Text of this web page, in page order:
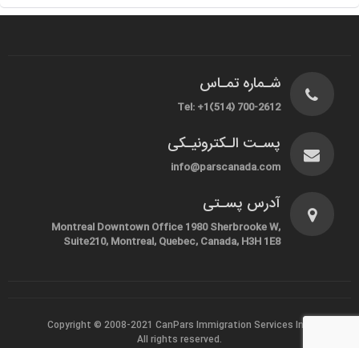
شـماره تمـاس
Tel: +1(514) 700-2612
پسـت الـکترونیـکی
info@parscanada.com
آدرس پسـتی
Montreal Downtown Office 1980 Sherbrooke W,
Suite210, Montreal, Quebec, Canada, H3H 1E8
Copyright © 2008-2021 CanPars Immigration Services Inc.
All rights reserved.